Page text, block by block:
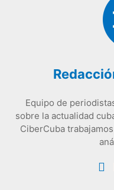
Equipo de
sobre la actualidad
CiberCuba